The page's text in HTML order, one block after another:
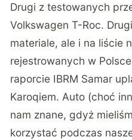
Drugi z testowanych
Volkswagen T-Roc.
materiale, ale i na liście
rejestrowanych w
raporcie IBRM Samar
Karoqiem. Auto (choć
nam znane, gdyż
korzystać podczas